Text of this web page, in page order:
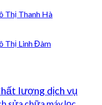
Thị Thanh Hà
Thị Linh Đàm
lượng dịch vụ